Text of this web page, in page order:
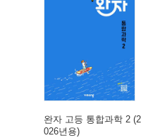
완자 고등 통합과학 2 (2
026년용)